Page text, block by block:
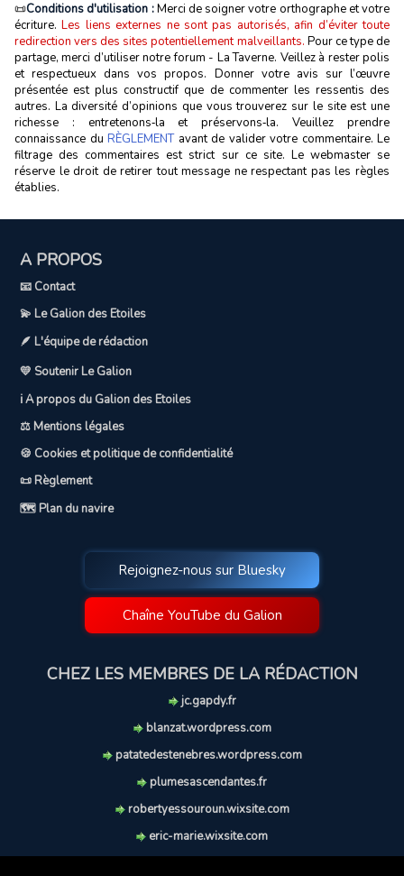
📜Conditions d'utilisation :Merci de soigner votre orthographe et votre
écriture.Les liens externes ne sont pas autorisés, afin d’éviter toute
redirection vers des sites potentiellement malveillants. Pour ce type de
partage, merci d’utiliser notre forum - La Taverne. Veillez à rester polis
et respectueux dans vos propos. Donner votre avis sur l’œuvre
présentée est plus constructif que de commenter les ressentis des
autres. La diversité d’opinions que vous trouverez sur le site est une
richesse : entretenons‑la et préservons‑la. Veuillez prendre
connaissance du RÈGLEMENTavant de valider votre commentaire. Le
filtrage des commentaires est strict sur ce site. Le webmaster se
réserve le droit de retirer tout message ne respectant pas les règles
établies.
A PROPOS
📧 Contact
💫 Le Galion des Etoiles
🪶 L'équipe de rédaction
💛 Soutenir Le Galion
ℹ️ A propos du Galion des Etoiles
⚖️ Mentions légales
🍪 Cookies et politique de confidentialité
📜 Règlement
🗺️ Plan du navire
Rejoignez-nous sur Bluesky
Chaîne YouTube du Galion
CHEZ LES MEMBRES DE LA RÉDACTION
jc.gapdy.fr
blanzat.wordpress.com
patatedestenebres.wordpress.com
plumesascendantes.fr
robertyessouroun.wixsite.com
eric-marie.wixsite.com